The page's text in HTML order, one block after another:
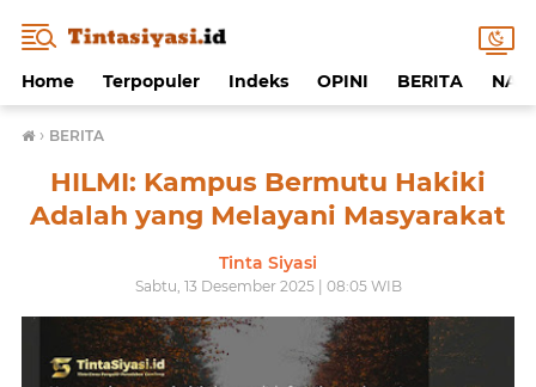
Home Terpopuler Indeks OPINI BERITA
› BERITA
HILMI: Kampus Bermutu Hakiki
Adalah yang Melayani Masyarakat
Tinta Siyasi
Sabtu, 13 Desember 2025 | 08:05 WIB